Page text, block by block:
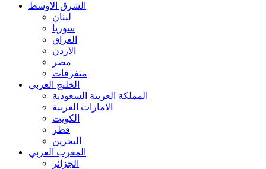
الشرق الاوسط
لبنان
سوريا
العراق
الاردن
مصر
متفرقات
الخليج العربي
المملكة العربية السعودية
الامارات العربية
الكويت
قطر
البحرين
المغرب العربي
الجزائر